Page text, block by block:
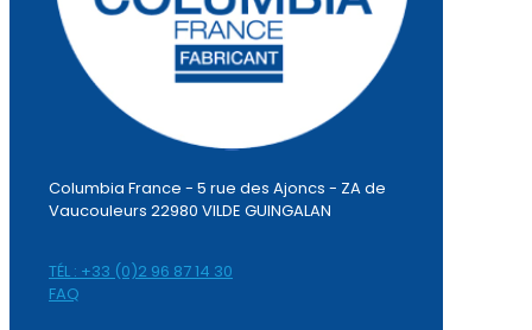
Columbia France - 5 rue des Ajoncs - ZA de
Vaucouleurs 22980 VILDE GUINGALAN
TÉL : +33 (0)2 96 87 14 30
FAQ